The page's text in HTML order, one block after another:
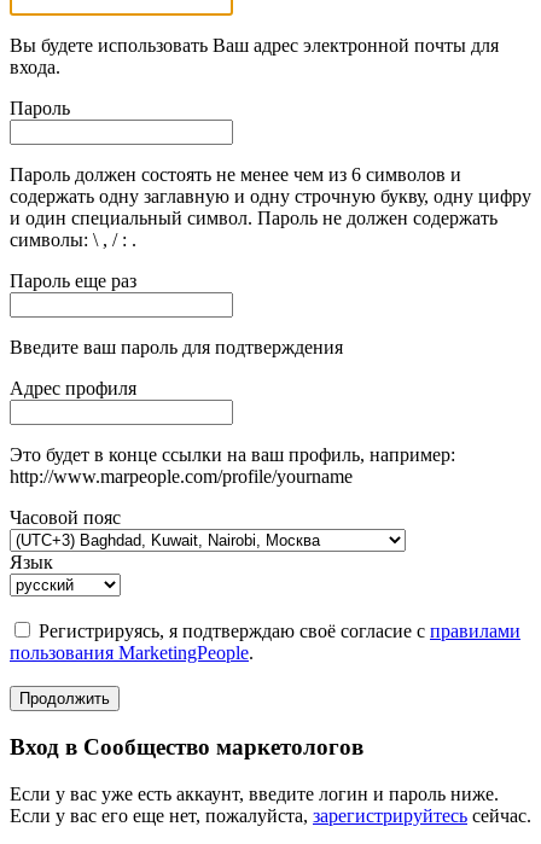
Вы будете использовать Ваш адрес электронной почты для
входа.
Пароль
Пароль должен состоять не менее чем из 6 символов и
содержать одну заглавную и одну строчную букву, одну цифру
и один специальный символ. Пароль не должен содержать
символы: \ , / : .
Пароль еще раз
Введите ваш пароль для подтверждения
Адрес профиля
Это будет в конце ссылки на ваш профиль, например:
http://www.marpeople.com/profile/yourname
Часовой пояс
Язык
Регистрируясь, я подтверждаю своё согласие с правилами
пользования MarketingPeople.
Продолжить
Вход в Сообщество маркетологов
Если у вас уже есть аккаунт, введите логин и пароль ниже.
Если у вас его еще нет, пожалуйста, зарегистрируйтесь сейчас.